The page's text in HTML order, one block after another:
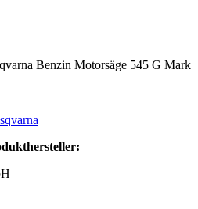
Benzin Motorsäge 545 G Mark